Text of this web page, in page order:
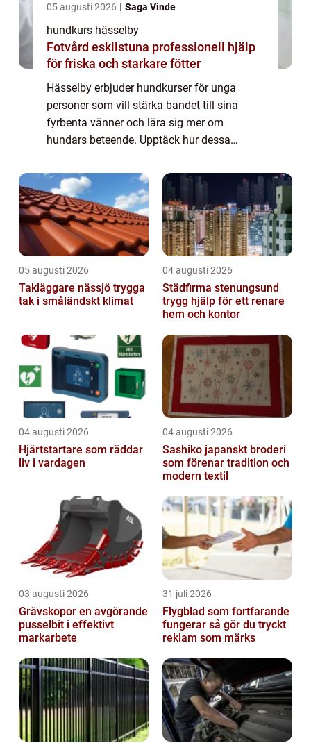
05 augusti 2026 Saga Vinde
hundkurs hässelby
Fotvård eskilstuna professionell hjälp
för friska och starkare fötter
Hässelby erbjuder hundkurser för unga
personer som vill stärka bandet till sina
fyrbenta vänner och lära sig mer om
hundars beteende. Upptäck hur dessa
hundar och hu...
05 augusti 2026
Takläggare nässjö trygga
tak i småländskt klimat
04 augusti 2026
Städfirma stenungsund
trygg hjälp för ett renare
hem och kontor
04 augusti 2026
Hjärtstartare som räddar
liv i vardagen
04 augusti 2026
Sashiko japanskt broderi
som förenar tradition och
modern textil
03 augusti 2026
Grävskopor en avgörande
pusselbit i effektivt
markarbete
31 juli 2026
Flygblad som fortfarande
fungerar så gör du tryckt
reklam som märks